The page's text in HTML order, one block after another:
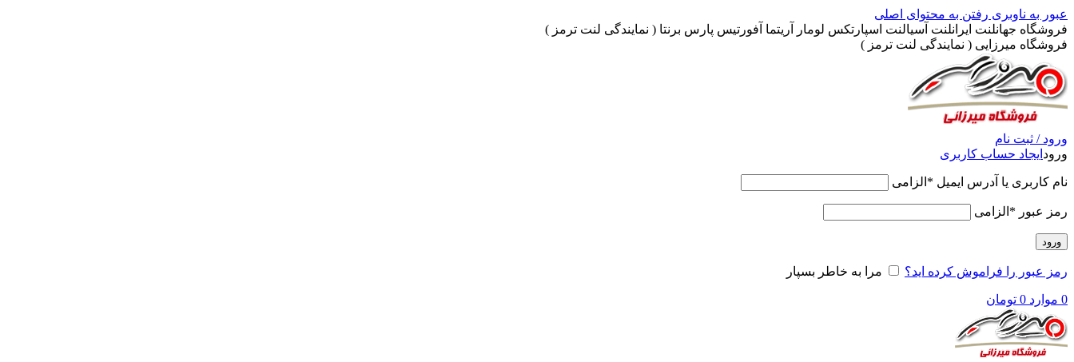
عبور به ناوبری رفتن به محتوای اصلی
فروشگاه جهانلنت ایرانلنت آسیالنت اسپارتکس لومار آریتما آفورتیس پارس برنتا ( نمایندگی لنت ترمز )
فروشگاه میرزایی ( نمایندگی لنت ترمز )
ورود / ثبت نام
ورود ایجاد حساب کاربری
نام کاربری یا آدرس ایمیل * الزامی
رمز عبور * الزامی
ورود
رمز عبور را فراموش کرده اید؟ مرا به خاطر بسپار
0 موارد 0 تومان